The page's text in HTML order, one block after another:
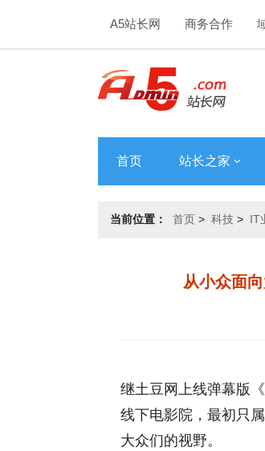
A5站长网 商务合作
首页 站长之家
当前位置： 首页 > 科技 > IT
从小众面
继土豆网上线弹幕版
线下电影院，最初只
大众们的视野。